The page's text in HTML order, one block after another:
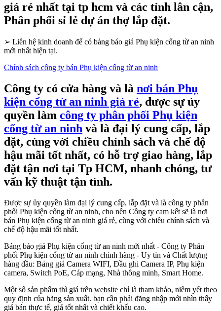
giá rẻ nhất tại tp hcm và các tỉnh lân cận,
Phân phối sỉ lẻ dự án thợ lắp đặt.
➢ Liên hệ kinh doanh để có bảng báo giá Phụ kiện cổng từ an ninh
mới nhất hiện tại.
Chính sách công ty bán Phụ kiện cổng từ an ninh
Công ty có cửa hàng và là nơi bán Phụ
kiện cổng từ an ninh giá rẻ, được sự ủy
quyền làm công ty phân phối Phụ kiện
cổng từ an ninh và là đại lý cung cấp, lắp
đặt, cùng với chiều chính sách và chế độ
hậu mãi tốt nhất, có hỗ trợ giao hàng, lắp
đặt tận nơi tại Tp HCM, nhanh chóng, tư
vấn kỹ thuật tận tình.
Được sự ủy quyền làm đại lý cung cấp, lắp đặt và là công ty phân
phối Phụ kiện cổng từ an ninh, cho nên Công ty cam kết sẽ là nơi
bán Phụ kiện cổng từ an ninh giá rẻ, cùng với chiều chính sách và
chế độ hậu mãi tốt nhất.
Bảng báo giá Phụ kiện cổng từ an ninh mới nhất - Công ty Phân
phối Phụ kiện cổng từ an ninh chính hãng - Uy tín và Chất lượng
hàng đầu: Bảng giá Camera WIFI, Đầu ghi Camera IP, Phụ kiện
camera, Switch PoE, Cáp mạng, Nhà thông minh, Smart Home.
Một số sản phẩm thì giá trên website chỉ là tham khảo, niêm yết theo
quy định của hãng sản xuất. bạn cần phải đăng nhập mới nhìn thấy
giá bán thực tế, giá tốt nhất và chiết khấu cao.